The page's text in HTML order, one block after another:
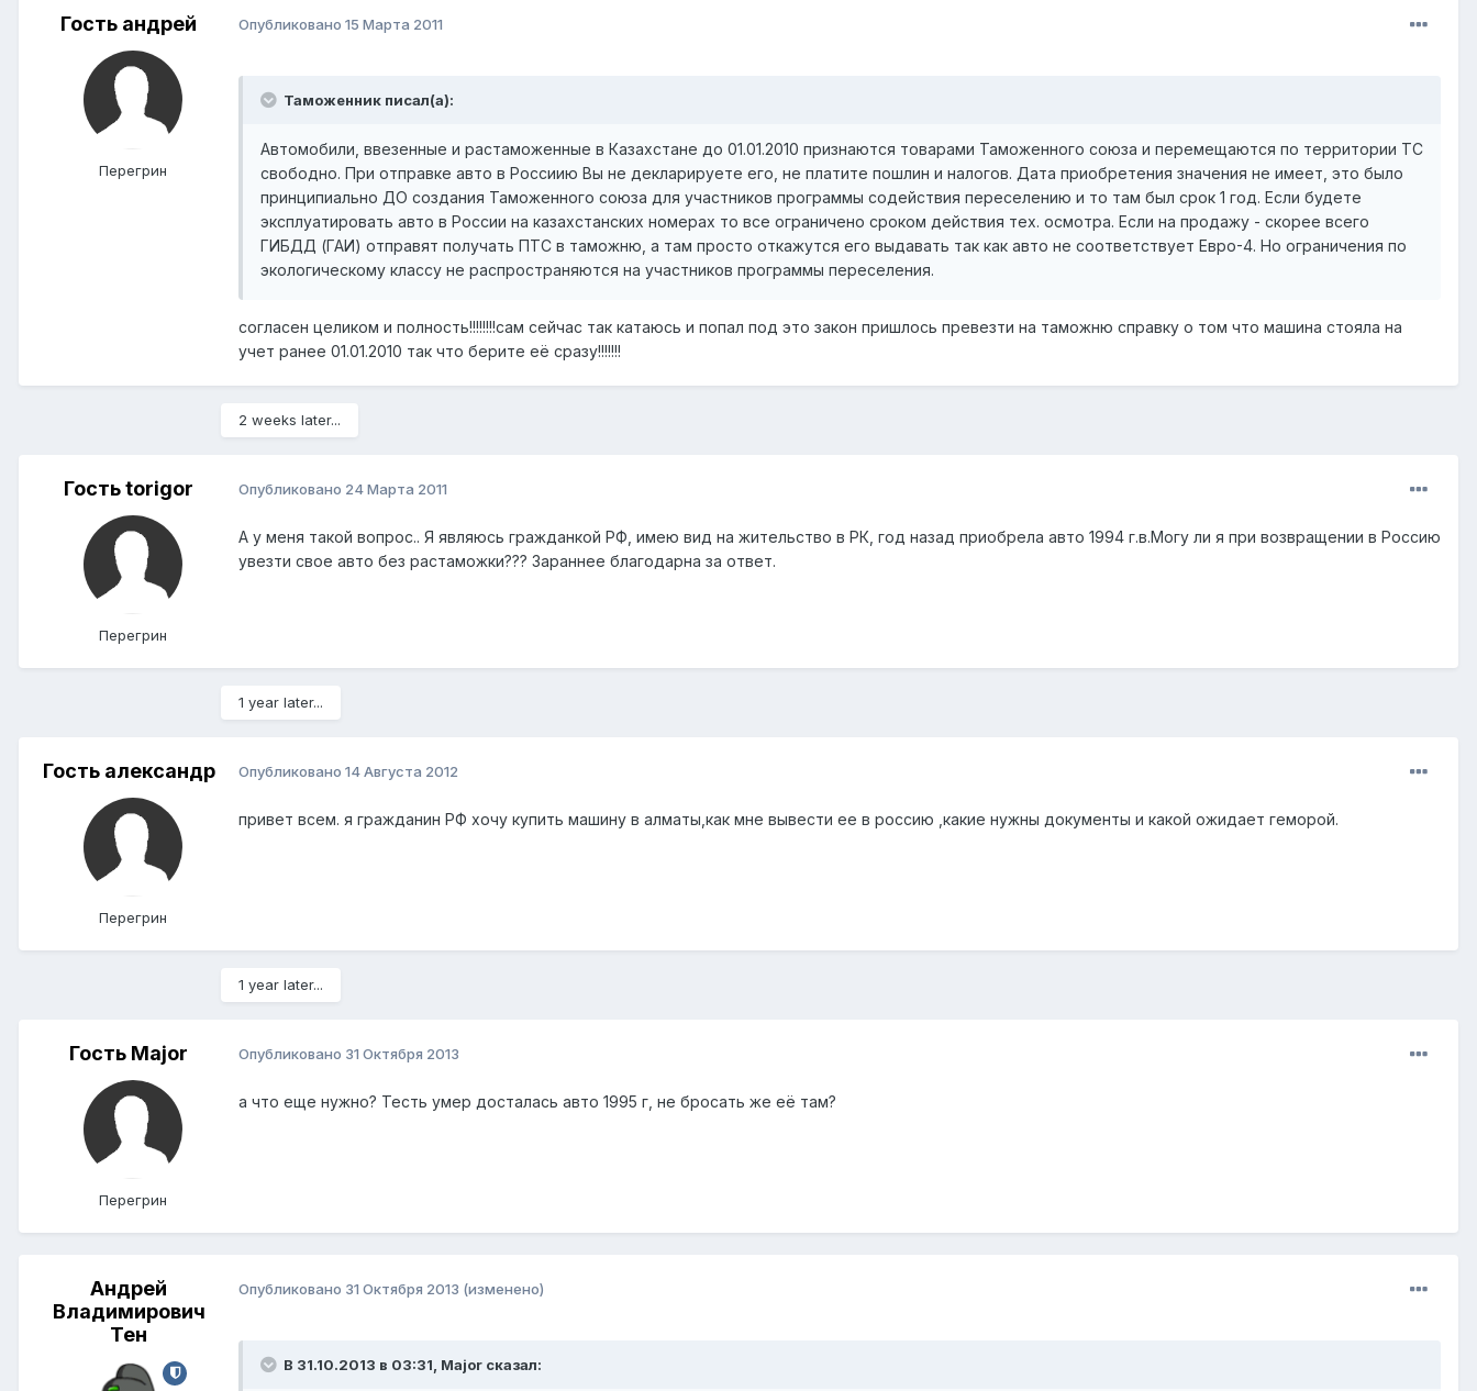
Гость андрей
Перегрин
Опубликовано 15 Марта 2011
Таможенник писал(а):
Автомобили, ввезенные и растаможенные в Казахстане до 01.01.2010 признаются товарами Таможенного союза и перемещаются по территории ТС
свободно. При отправке авто в Россиию Вы не декларируете его, не платите пошлин и налогов. Дата приобретения значения не имеет, это было
принципиально ДО создания Таможенного союза для участников программы содействия переселению и то там был срок 1 год. Если будете
эксплуатировать авто в России на казахстанских номерах то все ограничено сроком действия тех. осмотра. Если на продажу - скорее всего
ГИБДД (ГАИ) отправят получать ПТС в таможню, а там просто откажутся его выдавать так как авто не соответствует Евро-4. Но ограничения по
экологическому классу не распространяются на участников программы переселения.
согласен целиком и полность!!!!!!!!сам сейчас так катаюсь и попал под это закон пришлось превезти на таможню справку о том что машина стояла на
учет ранее 01.01.2010 так что берите её сразу!!!!!!!
2 weeks later...
Гость torigor
Перегрин
Опубликовано 24 Марта 2011
А у меня такой вопрос.. Я являюсь гражданкой РФ, имею вид на жительство в РК, год назад приобрела авто 1994 г.в.Могу ли я при возвращении в Россию
увезти свое авто без растаможки??? Зараннее благодарна за ответ.
1 year later...
Гость александр
Перегрин
Опубликовано 14 Августа 2012
привет всем. я гражданин РФ хочу купить машину в алматы,как мне вывести ее в россию ,какие нужны документы и какой ожидает геморой.
1 year later...
Гость Major
Перегрин
Опубликовано 31 Октября 2013
а что еще нужно? Тесть умер досталась авто 1995 г, не бросать же её там?
Андрей
Владимирович
Тен
Опубликовано 31 Октября 2013 (изменено)
В 31.10.2013 в 03:31, Major сказал: